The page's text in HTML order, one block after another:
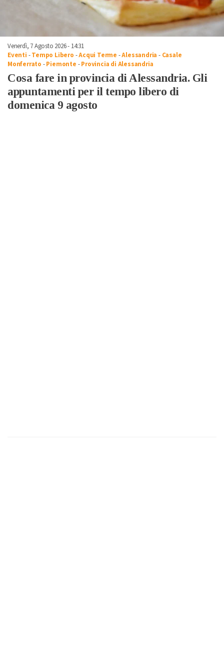
Venerdì, 7 Agosto 2026 - 14:31
Eventi -Tempo Libero -Acqui Terme -Alessandria - Casale
Monferrato -Piemonte -Provincia di Alessandria
Cosa fare in provincia di Alessandria. Gli
appuntamenti per il tempo libero di
domenica 9 agosto